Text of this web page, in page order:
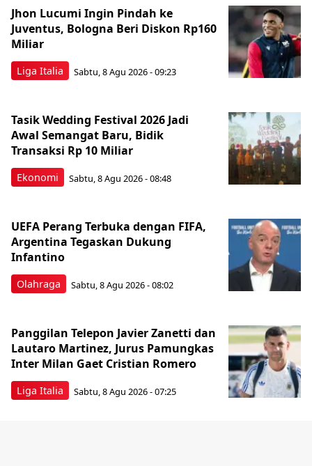
Liga Italia
Jhon Lucumi Ingin Pindah ke
Juventus, Bologna Beri Diskon Rp160
Miliar
Sabtu, 8 Agu 2026 - 09:23
Ekonomi
Tasik Wedding Festival 2026 Jadi
Awal Semangat Baru, Bidik
Transaksi Rp 10 Miliar
Sabtu, 8 Agu 2026 - 08:48
Olahraga
UEFA Perang Terbuka dengan FIFA,
Argentina Tegaskan Dukung
Infantino
Sabtu, 8 Agu 2026 - 08:02
Liga Italia
Panggilan Telepon Javier Zanetti dan
Lautaro Martinez, Jurus Pamungkas
Inter Milan Gaet Cristian Romero
Sabtu, 8 Agu 2026 - 07:25